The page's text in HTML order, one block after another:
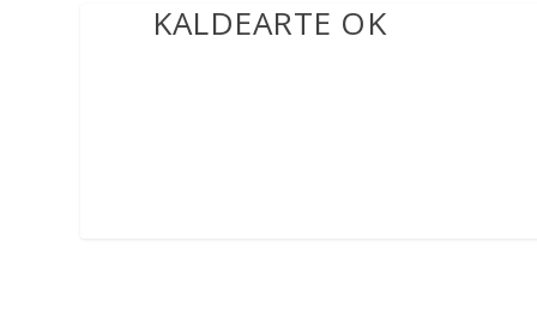
KALDEARTE OK